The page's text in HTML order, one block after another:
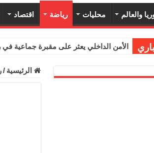
والعالم محليات رياضة اقتصاد
الأمن الداخلي يعثر على مقبرة جماعية في ريف
برنية: مرسوم بإعفاء مستهلكي الكهرباء
الرئيسية /